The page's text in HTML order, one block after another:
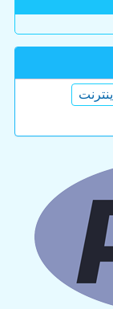
اینترنت